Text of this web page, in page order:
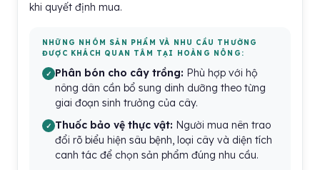
khi quyết định mua.
NHỮNG NHÓM SẢN PHẨM VÀ NHU CẦU THƯỜNG
ĐƯỢC KHÁCH QUAN TÂM TẠI HOÀNG NÔNG:
Phân bón cho cây trồng: Phù hợp với hộ
nông dân cần bổ sung dinh dưỡng theo từng
giai đoạn sinh trưởng của cây.
Thuốc bảo vệ thực vật: Người mua nên trao
đổi rõ biểu hiện sâu bệnh, loại cây và diện tích
canh tác để chọn sản phẩm đúng nhu cầu.